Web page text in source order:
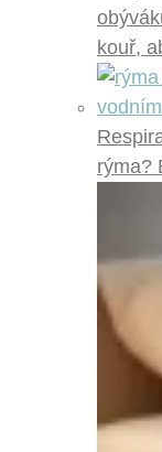
kouř,
rýma?